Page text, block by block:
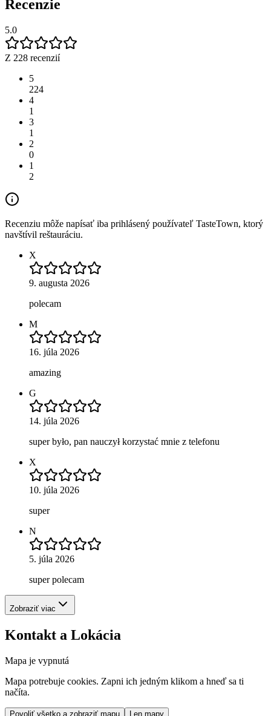
Recenzie
5.0
Z 228 recenzií
5
224
4
1
3
1
2
0
1
2
Recenziu môže napísať iba prihlásený používateľ TasteTown, ktorý
navštívil reštauráciu.
X
9. augusta 2026
polecam
M
16. júla 2026
amazing
G
14. júla 2026
super było, pan nauczył korzystać mnie z telefonu
X
10. júla 2026
super
N
5. júla 2026
super polecam
Zobraziť viac
Kontakt a Lokácia
Mapa je vypnutá
Mapa potrebuje cookies. Zapni ich jedným klikom a hneď sa ti
načíta.
Povoliť všetko a zobraziť mapu Len mapy